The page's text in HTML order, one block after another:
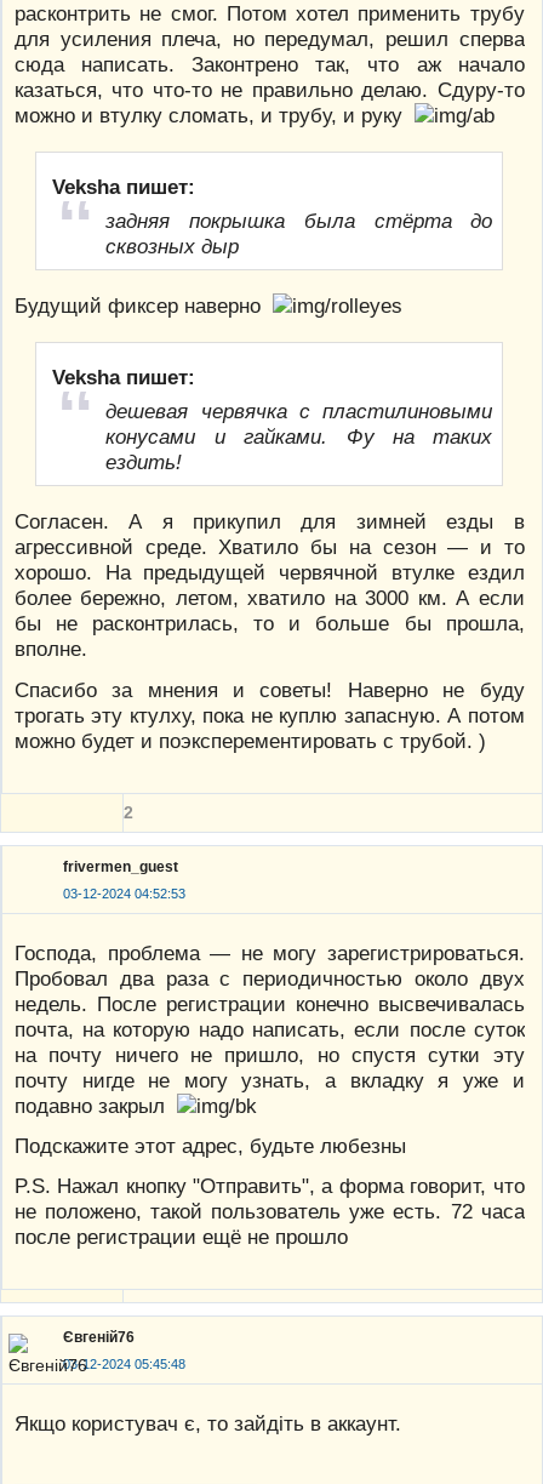
расконтрить не смог. Потом хотел применить трубу
для усиления плеча, но передумал, решил сперва
сюда написать. Законтрено так, что аж начало
казаться, что что-то не правильно делаю. Сдуру-то
можно и втулку сломать, и трубу, и руку
Veksha пишет:
задняя покрышка была стёрта до
сквозных дыр
Будущий фиксер наверно
Veksha пишет:
дешевая червячка с пластилиновыми
конусами и гайками. Фу на таких
ездить!
Согласен. А я прикупил для зимней езды в
агрессивной среде. Хватило бы на сезон — и то
хорошо. На предыдущей червячной втулке ездил
более бережно, летом, хватило на 3000 км. А если
бы не расконтрилась, то и больше бы прошла,
вполне.
Спасибо за мнения и советы! Наверно не буду
трогать эту ктулху, пока не куплю запасную. А потом
можно будет и поэксперементировать с трубой. )
2
frivermen_guest
03-12-2024 04:52:53
Господа, проблема — не могу зарегистрироваться.
Пробовал два раза с периодичностью около двух
недель. После регистрации конечно высвечивалась
почта, на которую надо написать, если после суток
на почту ничего не пришло, но спустя сутки эту
почту нигде не могу узнать, а вкладку я уже и
подавно закрыл
Подскажите этот адрес, будьте любезны
P.S. Нажал кнопку "Отправить", а форма говорит, что
не положено, такой пользователь уже есть. 72 часа
после регистрации ещё не прошло
Євгеній76
03-12-2024 05:45:48
Якщо користувач є, то зайдіть в аккаунт.